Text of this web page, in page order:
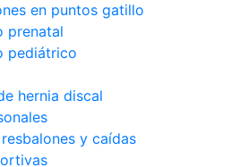
en puntos gatillo
prenatal
pediátrico
hernia discal
y caídas